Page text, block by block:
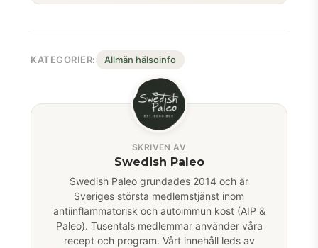
KATEGORIER: Allmän hälsoinfo
SKRIVEN AV
Swedish Paleo
Swedish Paleo grundades 2014 och är
Sveriges största medlemstjänst inom
antiinflammatorisk och autoimmun kost (AIP &
Paleo). Tusentals medlemmar använder våra
recept och program. Vårt innehåll leds av